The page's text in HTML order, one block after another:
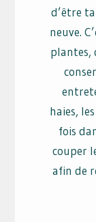
d’être
neuve.
plantes,
haies,
fois
couper
afin de